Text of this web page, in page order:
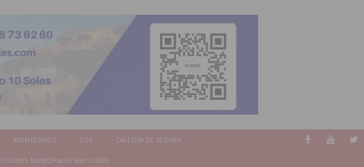
MONTESINOS COX CALLOSA DE SEGURA
MUNICIPALES MAYO 2023